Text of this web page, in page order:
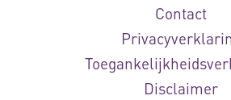
Contact
Disclaimer